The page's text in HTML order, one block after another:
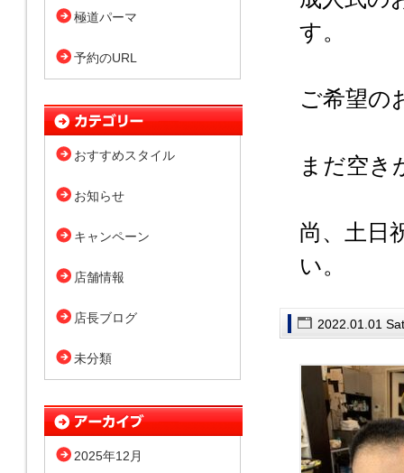
す。
ご希望の
まだ空き
尚、土日
い。
2022.01.01
極道パーマ
予約のURL
おすすめスタイル
お知らせ
キャンペーン
店舗情報
店長ブログ
未分類
2025年12月